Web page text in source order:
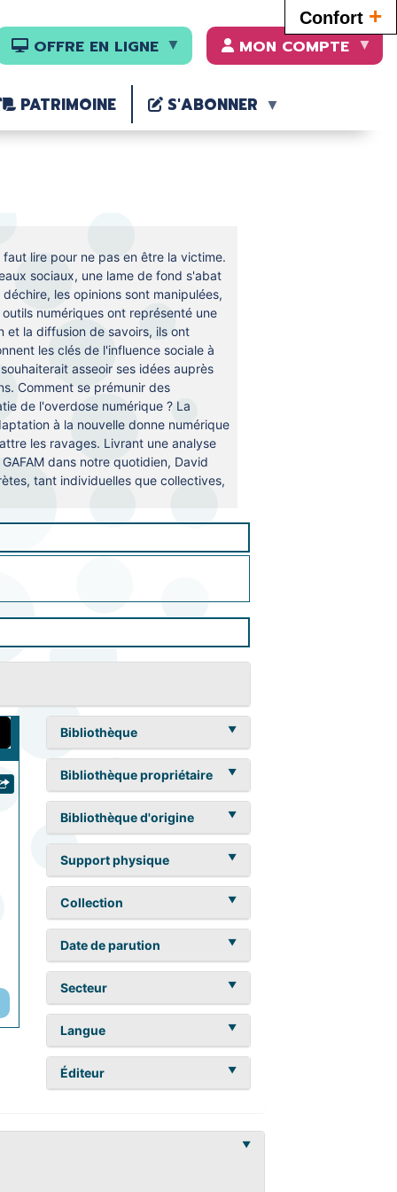
Confort +
OFFRE EN LIGNE MON COMPTE
PATRIMOINE S'ABONNER
lire pour ne pas en être la victime.
sociaux, une lame de fond s'abat
les opinions sont manipulées,
numériques ont représenté une
et la diffusion de savoirs, ils ont
les clés de l'influence sociale à
asseoir ses idées auprès
Comment se prémunir des
de l'overdose numérique ? La
à la nouvelle donne numérique
les ravages. Livrant une analyse
dans notre quotidien, David
tant individuelles que collectives,
Bibliothèque
Bibliothèque propriétaire
Bibliothèque d'origine
Support physique
Collection
Date de parution
Secteur
Langue
Éditeur